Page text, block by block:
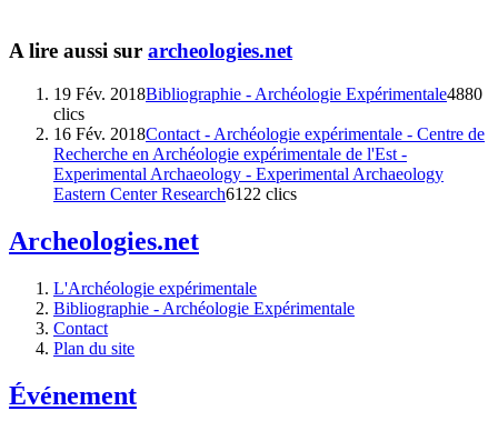
A lire aussi sur archeologies.net
19 Fév. 2018Bibliographie - Archéologie Expérimentale4880
clics
16 Fév. 2018Contact - Archéologie expérimentale - Centre de
Recherche en Archéologie expérimentale de l'Est -
Experimental Archaeology - Experimental Archaeology
Eastern Center Research6122 clics
Archeologies.net
L'Archéologie expérimentale
Bibliographie - Archéologie Expérimentale
Contact
Plan du site
Événement